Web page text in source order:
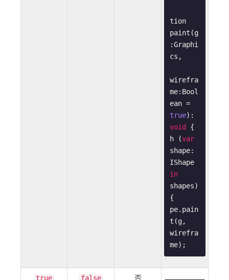
tion
paint (g
:Graphi
cs ,
wirefra
me: Bool
ean
true
void
{
h (var
shape:
in
shapes)
{
pe.pain
t(g,
wirefra
me);
true false 否